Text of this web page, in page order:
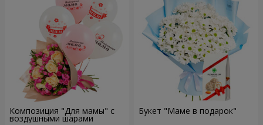
Композиция "Для мамы" с
воздушными шарами
Букет "Маме в подарок"